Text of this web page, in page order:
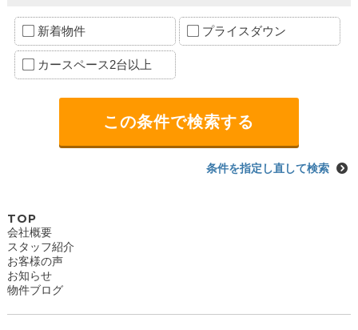
新着物件 プライスダウン
カースペース2台以上
条件を指定し直して検索
TOP
会社概要
スタッフ紹介
お客様の声
お知らせ
物件ブログ